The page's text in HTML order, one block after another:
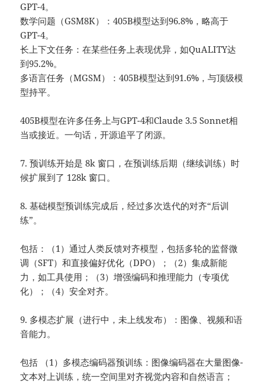
GPT-4。
数学问题（GSM8K）：405B模型达到96.8%，略高于
GPT-4。
长上下文任务：在某些任务上表现优异，如QuALITY达
到95.2%。
多语言任务（MGSM）：405B模型达到91.6%，与顶级模
型持平。
405B模型在许多任务上与GPT-4和Claude 3.5 Sonnet相
当或接近。一句话，开源追平了闭源。
7. 预训练开始是 8k 窗口，在预训练后期（继续训练）时
候扩展到了 128k 窗口。
8. 基础模型预训练完成后，经过多次迭代的对齐“后训
练”。
包括：（1）通过人类反馈对齐模型，包括多轮的监督微
调（SFT）和直接偏好优化（DPO）；（2）集成新能
力，如工具使用；（3）增强编码和推理能力（专项优
化）；（4）安全对齐。
9. 多模态扩展（进行中，未上线发布）：图像、视频和语
音能力。
包括 （1）多模态编码器预训练：图像编码器在大量图像-
文本对上训练，统一空间里对齐视觉内容和自然语言；